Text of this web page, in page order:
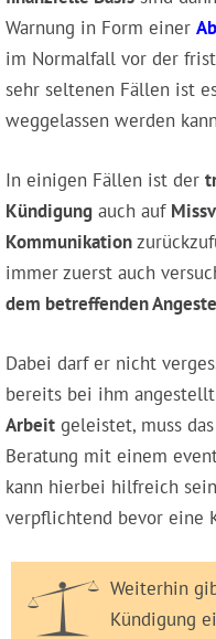
Warnung in Form einer
im Normalfall vor der
sehr seltenen Fällen ist
weggelassen werden
In einigen Fällen ist der
Kündigung auch auf
Kommunikation
immer zuerst auch
dem betreffenden
Dabei darf er nicht
bereits bei ihm
Arbeit geleistet, muss
Beratung mit einem
kann hierbei hilfreich
verpflichtend bevor eine
Weiterhin
Kündigung